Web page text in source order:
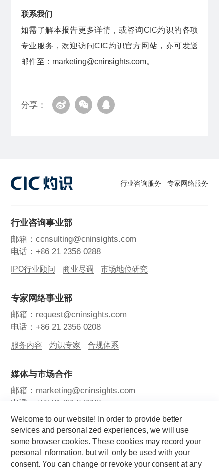
联系我们
如需了解本报告更多详情，或咨询CIC灼识的各项
专业服务，欢迎访问CIC灼识官方网站，亦可发送
邮件至： marketing@cninsights.com。
分享：
Welcome to our website! In order to provide better
services and personalized experiences, we will use
some browser cookies. These cookies may record your
personal information, but will only be used with your
consent. You can change or revoke your consent at any
行业咨询服务 专家网络服务
行业咨询事业部
邮箱：consulting@cninsights.com
电话：+86 21 2356 0288
IPO行业顾问 商业尽调 市场地位研究
专家网络事业部
邮箱：request@cninsights.com
电话：+86 21 2356 0208
服务内容 灼识专家 合规体系
媒体与市场合作
邮箱：marketing@cninsights.com
电话：+86 21 2356 0288
灼耀峰会 报告洞察 新闻中心
关注我们